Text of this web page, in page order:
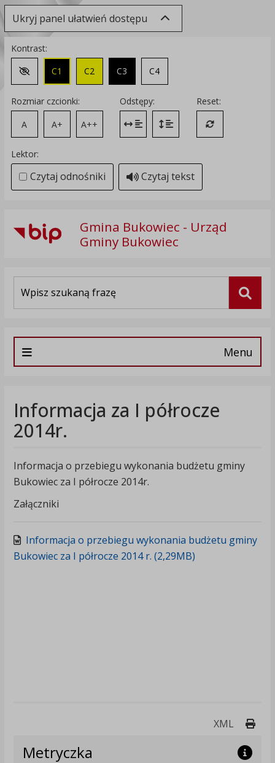
Ukryj panel ułatwień dostępu
Kontrast:
Zmień kontrast na domyślny
C1 C2 C3 C4
Rozmiar czcionki:
A
A+ A++
Odstępy:
Zmień odstęp między literami
Zmień interlinię i margines
Reset:
Przywróć
Lektor:
Czytaj odnośniki Czytaj tekst
Gmina Bukowiec - Urząd
Gminy Bukowiec
Menu
Informacja za I półrocze
2014r.
Informacja o przebiegu wykonania budżetu gminy
Bukowiec za I półrocze 2014r.
Załączniki
Informacja o przebiegu wykonania budżetu gminy
Bukowiec za I półrocze 2014 r. (2,29MB)
XML
Metryczka